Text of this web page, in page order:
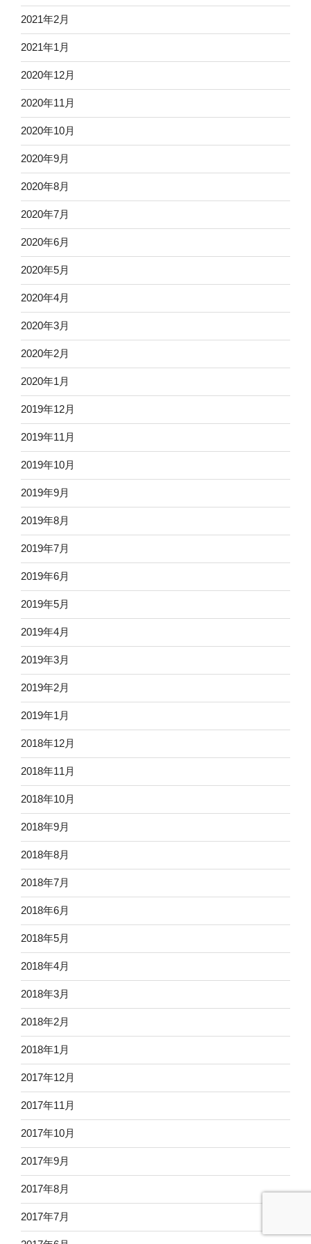
2021年2月
2021年1月
2020年12月
2020年11月
2020年10月
2020年9月
2020年8月
2020年7月
2020年6月
2020年5月
2020年4月
2020年3月
2020年2月
2020年1月
2019年12月
2019年11月
2019年10月
2019年9月
2019年8月
2019年7月
2019年6月
2019年5月
2019年4月
2019年3月
2019年2月
2019年1月
2018年12月
2018年11月
2018年10月
2018年9月
2018年8月
2018年7月
2018年6月
2018年5月
2018年4月
2018年3月
2018年2月
2018年1月
2017年12月
2017年11月
2017年10月
2017年9月
2017年8月
2017年7月